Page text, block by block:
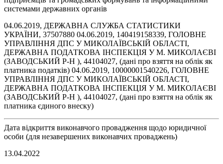
системами державних органів
04.06.2019, ДЕРЖАВНА СЛУЖБА СТАТИСТИКИ
УКРАЇНИ, 37507880 04.06.2019, 140419158339, ГОЛОВНЕ
УПРАВЛІННЯ ДПС У МИКОЛАЇВСЬКІЙ ОБЛАСТІ,
ДЕРЖАВНА ПОДАТКОВА ІНСПЕКЦІЯ У М. МИКОЛАЄВІ
(ЗАВОДСЬКИЙ Р-Н ), 44104027, (дані про взяття на облік як
платника податків) 04.06.2019, 10000001540226, ГОЛОВНЕ
УПРАВЛІННЯ ДПС У МИКОЛАЇВСЬКІЙ ОБЛАСТІ,
ДЕРЖАВНА ПОДАТКОВА ІНСПЕКЦІЯ У М. МИКОЛАЄВІ
(ЗАВОДСЬКИЙ Р-Н ), 44104027, (дані про взяття на облік як
платника єдиного внеску)
Дата відкриття виконавчого провадження щодо юридичної
особи (для незавершених виконавчих проваджень)
13.04.2022